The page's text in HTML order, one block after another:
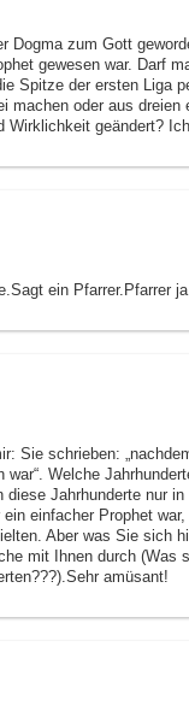
Dogma zum Gott
gewesen war. Darf
Spitze der ersten Liga
machen oder aus
Wirklichkeit geändert?
ein Pfarrer.Pfarrer
Sie schrieben:
Welche
Jahrhunderte nur
einfacher Prophet
Aber was Sie sich
mit Ihnen durch (Was
amüsant!